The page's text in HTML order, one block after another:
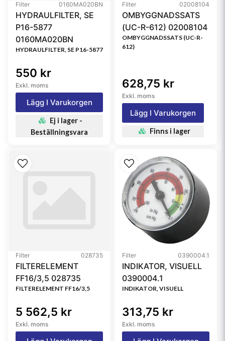
Notes
Not for Marine
Applications
Referensfilter:
6560348, 6667352, 87036044, 87039679, 6667352,
102614001, 102703401, FS19534, FS19571, FS19581,
WK7151, SK3127, FS551039
Filter 0160MA020BN
HYDRAULFILTER, SE
P16-5877
0160MA020BN
HYDRAULFILTER, SE P16-5877
550 kr
Exkl. moms
Lägg I Varukorgen
Ej i lager -
Beställningsvara
Filter 02008104
OMBYGGNADSSATS
(UC-R-612) 02008104
OMBYGGNADSSATS (UC-R-
612)
628,75 kr
Exkl. moms
Lägg I Varukorgen
Finns i lager
Filter 028735
FILTERELEMENT
FF16/3,5 028735
FILTERELEMENT FF16/3,5
5 562,5 kr
Exkl. moms
Filter 0390004.1
INDIKATOR, VISUELL
0390004.1
INDIKATOR, VISUELL
313,75 kr
Exkl. moms